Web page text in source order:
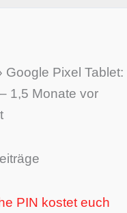
Google Pixel Tablet:
1,5 Monate vor
PIN kostet euch